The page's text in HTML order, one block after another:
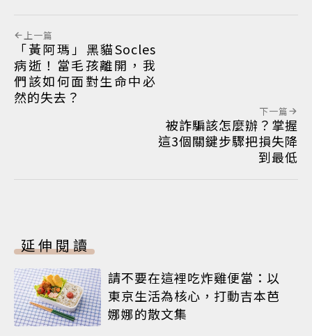
上一篇
「黃阿瑪」黑貓Socles
病逝！當毛孩離開，我
們該如何面對生命中必
然的失去？
下一篇
被詐騙該怎麼辦？掌握
這3個關鍵步驟把損失降
到最低
延伸閱讀
請不要在這裡吃炸雞便當：以
東京生活為核心，打動吉本芭
娜娜的散文集